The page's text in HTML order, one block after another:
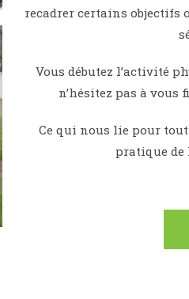
recadrer certains objectifs
Vous débutez l’activité
n’hésitez pas à vous
Ce qui nous lie pour
pratique de